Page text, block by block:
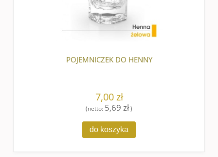
POJEMNICZEK DO HENNY
7,00 zł
(netto: 5,69 zł)
do koszyka